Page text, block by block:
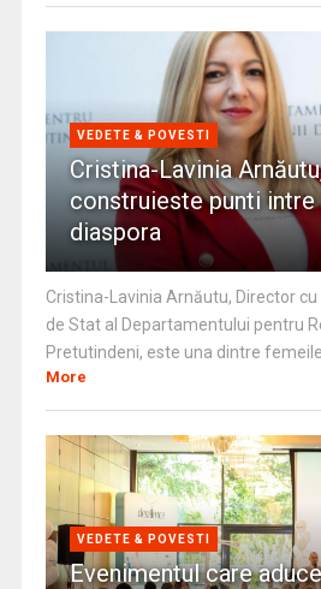
VEDETE & POVESTI
Cristina-Lavinia
construieste punti intre
diaspora
Cristina-Lavinia Arnăutu, Director
de Stat al Departamentului pentru
Pretutindeni, este una dintre femeile
More
VEDETE & POVESTI
Evenimentul care